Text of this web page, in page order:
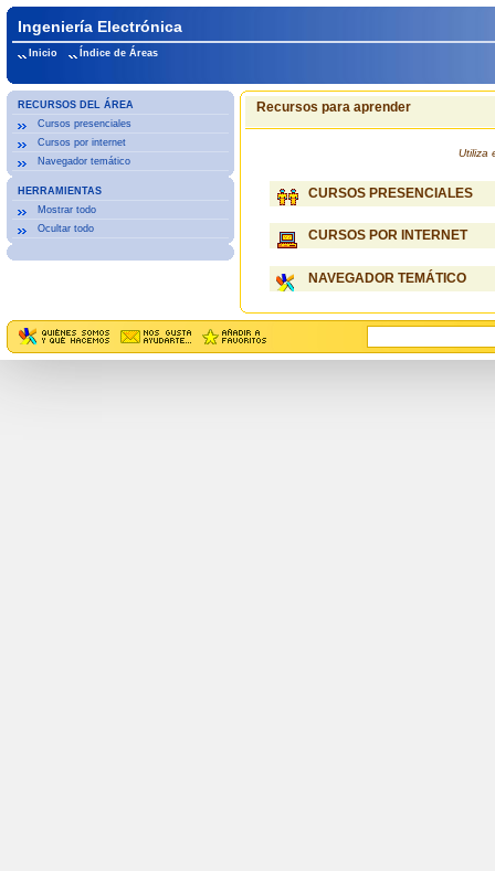
Ingeniería Electrónica
Inicio Índice de Áreas
RECURSOS DEL ÁREA
Cursos presenciales
Cursos por internet
Navegador temático
HERRAMIENTAS
Mostrar todo
Ocultar todo
Recursos para aprender
Utiliza
CURSOS PRESENCIALES
CURSOS POR INTERNET
NAVEGADOR TEMÁTICO